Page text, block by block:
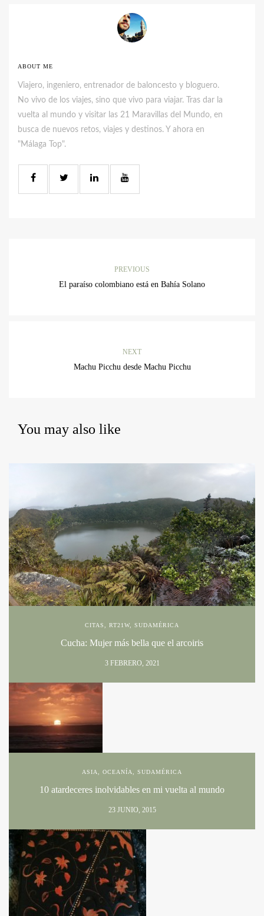
ABOUT ME
Viajero, ingeniero, entrenador de baloncesto y bloguero.
No vivo de los viajes, sino que vivo para viajar. Tras dar la
vuelta al mundo y visitar las 21 Maravillas del Mundo, en
busca de nuevos retos, viajes y destinos. Y ahora en
"Málaga Top".
PREVIOUS
El paraíso colombiano está en Bahía Solano
NEXT
Machu Picchu desde Machu Picchu
You may also like
CITAS RT21W SUDAMÉRICA
Cucha: Mujer más bella que el arcoiris
3 FEBRERO, 2021
ASIA OCEANÍA SUDAMÉRICA
10 atardeceres inolvidables en mi vuelta al mundo
23 JUNIO, 2015